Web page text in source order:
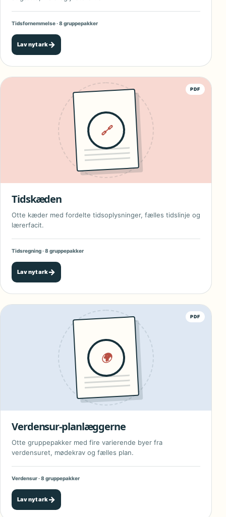
Tidsfornemmelse · 8 gruppepakker
Lav nyt ark→
PDF
🔗
Tidskæden
Otte kæder med fordelte tidsoplysninger, fælles tidslinje og
lærerfacit.
Tidsregning · 8 gruppepakker
Lav nyt ark→
PDF
🌍
Verdensur-planlæggerne
Otte gruppepakker med fire varierende byer fra
verdensuret, mødekrav og fælles plan.
Verdensur · 8 gruppepakker
Lav nyt ark→